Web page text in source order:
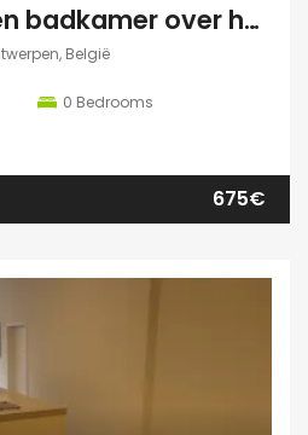
kamer met eigen badkamer over het park
België
0 Bedrooms
675€